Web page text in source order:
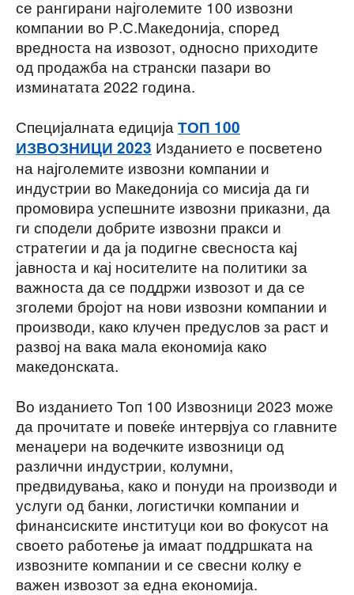
се рангирани најголемите 100 извозни
компании во Р.С.Македонија, според
вредноста на извозот, односно приходите
од продажба на странски пазари во
изминатата 2022 година.
Специјалната едиција ТОП 100
ИЗВОЗНИЦИ 2023 Изданието е посветено
на најголемите извозни компании и
индустрии во Македонија со мисија да ги
промовира успешните извозни приказни, да
ги сподели добрите извозни пракси и
стратегии и да ја подигне свесноста кај
јавноста и кај носителите на политики за
важноста да се поддржи извозот и да се
зголеми бројот на нови извозни компании и
производи, како клучен предуслов за раст и
развој на вака мала економија како
македонската.
Bо изданието Топ 100 Извозници 2023 може
да прочитате и повеќе интервјуа со главните
менаџери на водечките извозници од
различни индустрии, колумни,
предвидувања, како и понуди на производи и
услуги од банки, логистички компании и
финансиските институци кои во фокусот на
своето работење ја имаат поддршката на
извозните компании и се свесни колку е
важен извозот за една економија.